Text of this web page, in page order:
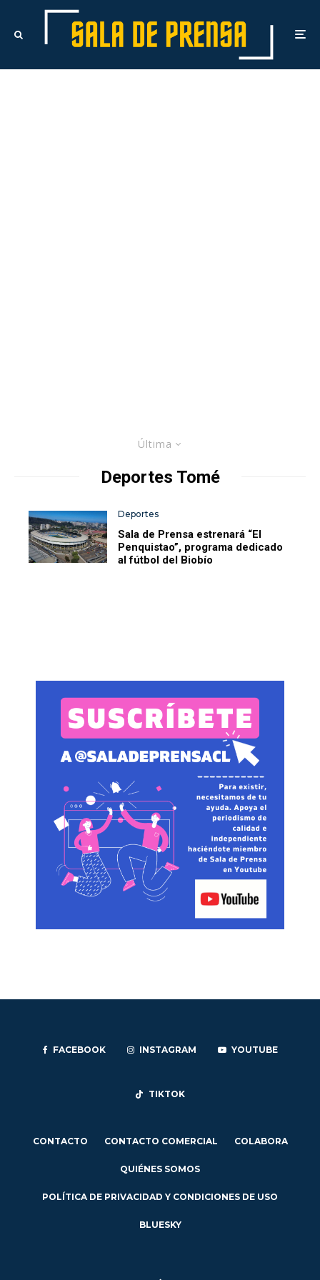
Última
Deportes Tomé
Deportes
Sala de Prensa estrenará “El
Penquistao”, programa dedicado
al fútbol del Biobío
FACEBOOK INSTAGRAM YOUTUBE
TIKTOK
CONTACTO CONTACTO COMERCIAL COLABORA
QUIÉNES SOMOS
POLÍTICA DE PRIVACIDAD Y CONDICIONES DE USO
BLUESKY